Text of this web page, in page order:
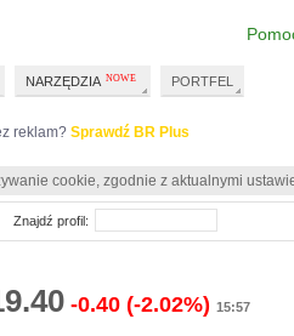
reklam? Sprawdź BR Plus
cookie, zgodnie z aktualnymi
-0.40 (-2.02%) 15:57
Znajdź profil:
NARZĘDZIA PORTFEL